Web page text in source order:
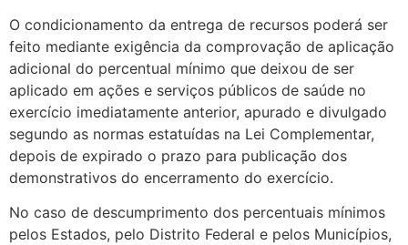
O condicionamento da entrega de recursos poderá ser
feito mediante exigência da comprovação de aplicação
adicional do percentual mínimo que deixou de ser
aplicado em ações e serviços públicos de saúde no
exercício imediatamente anterior, apurado e divulgado
segundo as normas estatuídas na Lei Complementar,
depois de expirado o prazo para publicação dos
demonstrativos do encerramento do exercício.
No caso de descumprimento dos percentuais mínimos
pelos Estados, pelo Distrito Federal e pelos Municípios,